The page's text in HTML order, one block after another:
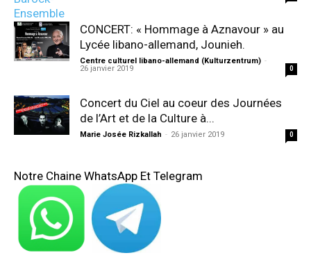
CONCERT: « Hommage à Aznavour » au
Lycée libano-allemand, Jounieh.
Centre culturel libano-allemand (Kulturzentrum) -
26 janvier 2019
0
Concert du Ciel au coeur des Journées
de l’Art et de la Culture à...
Marie Josée Rizkallah - 26 janvier 2019 0
Notre Chaine WhatsApp Et Telegram